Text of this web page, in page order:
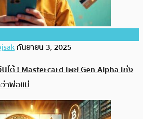
กันยายน 3, 2025
ได้ ! Mastercard เผย Gen Alpha เก่ง
ว่าพ่อแม่